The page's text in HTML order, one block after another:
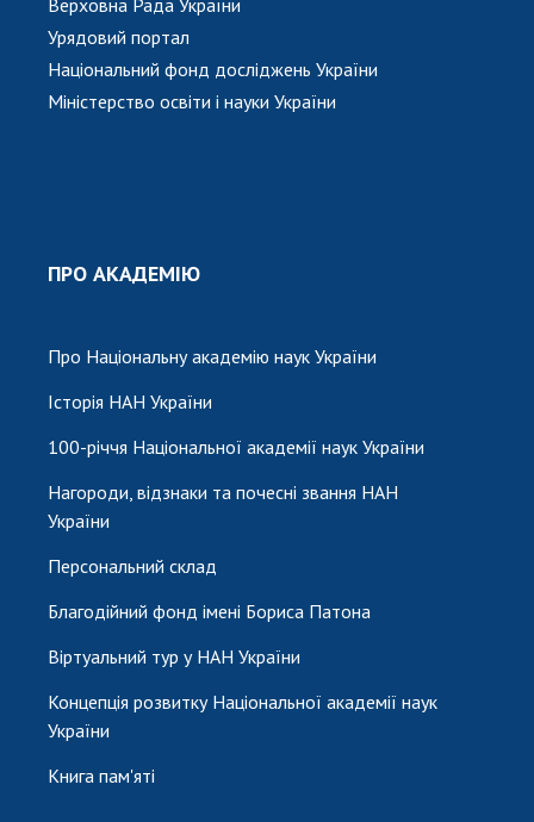
Урядовий портал
Національний фонд досліджень України
Міністерство освіти і науки України
ПРО АКАДЕМІЮ
Про Національну академію наук України
Історія НАН України
100-річчя Національної академії наук України
Нагороди, відзнаки та почесні звання НАН
України
Персональний склад
Благодійний фонд імені Бориса Патона
Віртуальний тур у НАН України
Концепція розвитку Національної академії наук
України
Книга пам'яті